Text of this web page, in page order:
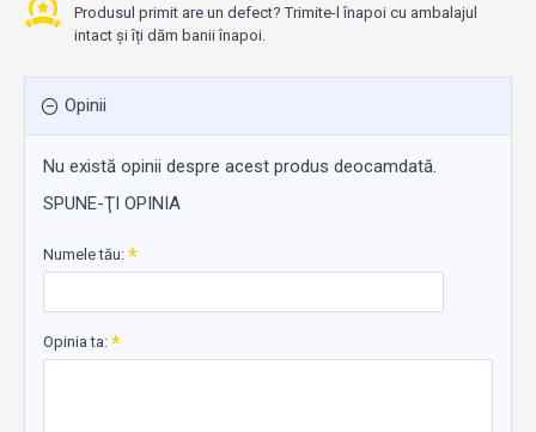
Produsul primit are un defect? Trimite-l înapoi cu ambalajul
intact și îți dăm banii înapoi.
Opinii
Nu există opinii despre acest produs deocamdată.
SPUNE-ŢI OPINIA
Numele tău:
Opinia ta: